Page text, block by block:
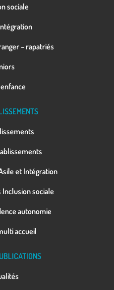
sociale
– rapatriés
et Intégration
sociale
autonomie
accueil